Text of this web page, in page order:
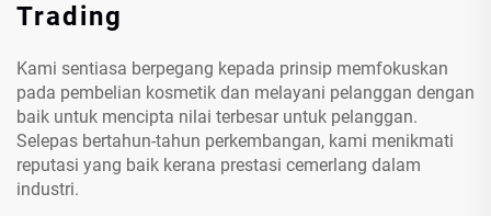
Trading
Kami sentiasa berpegang kepada prinsip memfokuskan
pada pembelian kosmetik dan melayani pelanggan dengan
baik untuk mencipta nilai terbesar untuk pelanggan.
Selepas bertahun-tahun perkembangan, kami menikmati
reputasi yang baik kerana prestasi cemerlang dalam
industri.